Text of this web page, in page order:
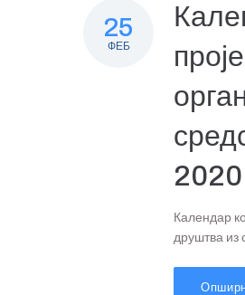
25
ФЕБ
Календар
друштва из